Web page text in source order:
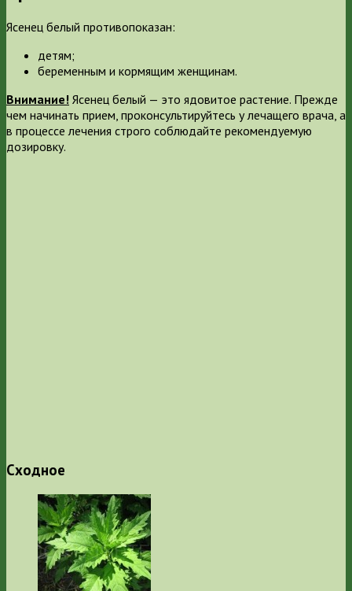
Ясенец белый противопоказан:
детям;
беременным и кормящим женщинам.
Внимание! Ясенец белый — это ядовитое растение. Прежде
чем начинать прием, проконсультируйтесь у лечащего врача, а
в процессе лечения строго соблюдайте рекомендуемую
дозировку.
Сходное